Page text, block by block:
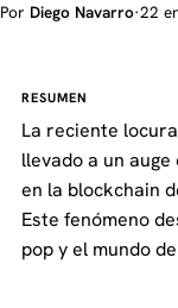
Por Diego Navarro·22
RESUMEN
La reciente
llevado a un
en la blockchain
Este fenómeno
pop y el mundo